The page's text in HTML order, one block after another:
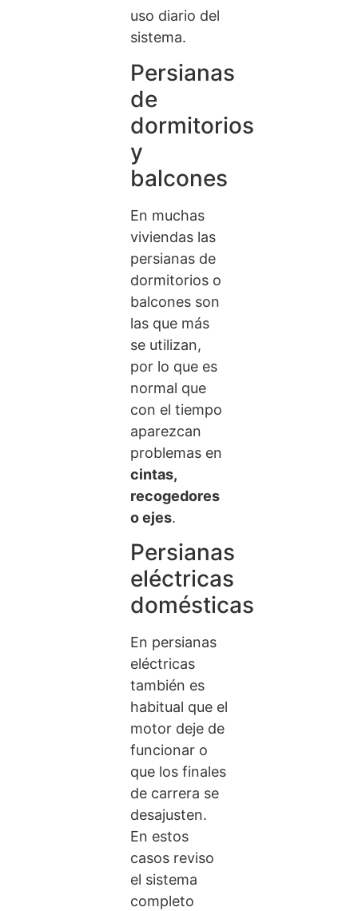
uso diario del
sistema.
Persianas
de
dormitorios
y
balcones
En muchas
viviendas las
persianas de
dormitorios o
balcones son
las que más
se utilizan,
por lo que es
normal que
con el tiempo
aparezcan
problemas en
cintas,
recogedores
o ejes.
Persianas
eléctricas
domésticas
En persianas
eléctricas
también es
habitual que el
motor deje de
funcionar o
que los finales
de carrera se
desajusten.
En estos
casos reviso
el sistema
completo